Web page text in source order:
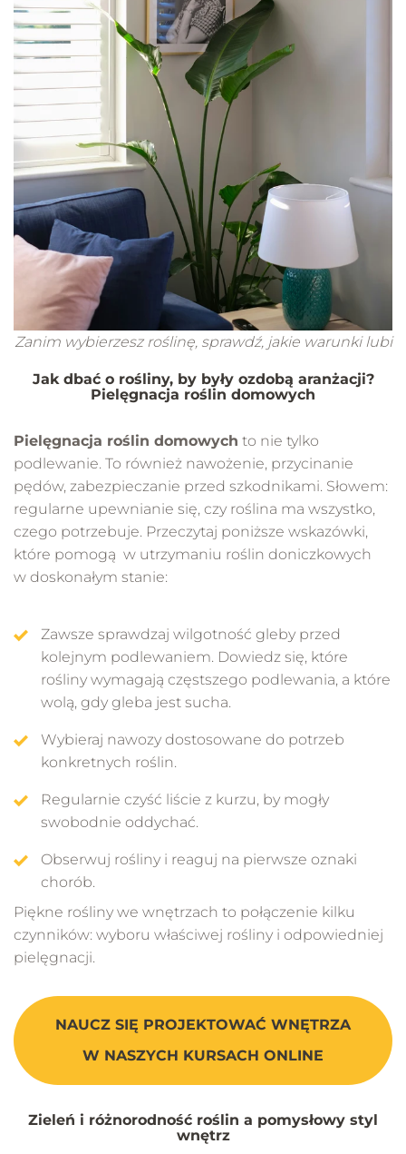
Zanim wybierzesz roślinę, sprawdź, jakie warunki lubi
Jak dbać o rośliny, by były ozdobą aranżacji?
Pielęgnacja roślin domowych
Pielęgnacja roślin domowych to nie tylko
podlewanie. To również nawożenie, przycinanie
pędów, zabezpieczanie przed szkodnikami. Słowem:
regularne upewnianie się, czy roślina ma wszystko,
czego potrzebuje. Przeczytaj poniższe wskazówki,
które pomogą w utrzymaniu roślin doniczkowych
w doskonałym stanie:
Zawsze sprawdzaj wilgotność gleby przed
kolejnym podlewaniem. Dowiedz się, które
rośliny wymagają częstszego podlewania, a które
wolą, gdy gleba jest sucha.
Wybieraj nawozy dostosowane do potrzeb
konkretnych roślin.
Regularnie czyść liście z kurzu, by mogły
swobodnie oddychać.
Obserwuj rośliny i reaguj na pierwsze oznaki
chorób.
Piękne rośliny we wnętrzach to połączenie kilku
czynników: wyboru właściwej rośliny i odpowiedniej
pielęgnacji.
NAUCZ SIĘ PROJEKTOWAĆ WNĘTRZA
W NASZYCH KURSACH ONLINE
Zieleń i różnorodność roślin a pomysłowy styl
wnętrz